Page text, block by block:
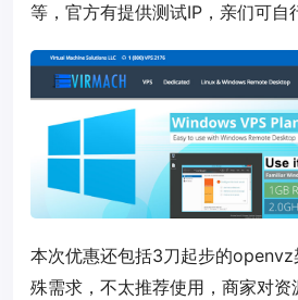
等，官方有提供测试IP，亲们可自
本次优惠还包括3刀起步的
殊需求，不太推荐使用，商家对